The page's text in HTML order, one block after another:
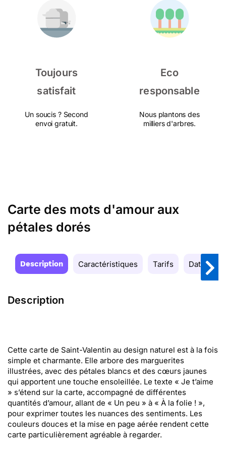
Toujours
satisfait
Un soucis ? Second
envoi gratuit.
Eco
responsable
Nous plantons des
milliers d'arbres.
Carte des mots d'amour aux
pétales dorés
Description Caractéristiques Tarifs Date de
Description
Cette carte de Saint-Valentin au design naturel est à la fois
simple et charmante. Elle arbore des marguerites
illustrées, avec des pétales blancs et des cœurs jaunes
qui apportent une touche ensoleillée. Le texte « Je t’aime
» s’étend sur la carte, accompagné de différentes
quantités d’amour, allant de « Un peu » à « À la folie ! »,
pour exprimer toutes les nuances des sentiments. Les
couleurs douces et la mise en page aérée rendent cette
carte particulièrement agréable à regarder.